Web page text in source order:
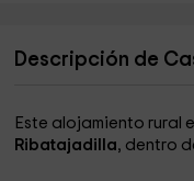
Descripción de
Este alojamiento rural
Ribatajadilla, dentro